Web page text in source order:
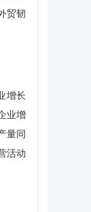
贸韧
增长
业增
量同
活动